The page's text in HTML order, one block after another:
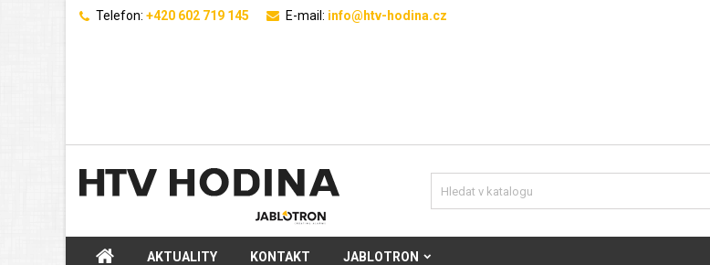
Telefon: +420 602 719 145 E-mail: info@htv-hodina.cz
AKTUALITY KONTAKT JABLOTRON